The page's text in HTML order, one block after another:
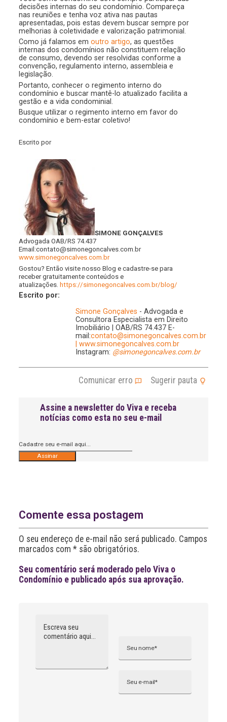
decisões internas do seu condomínio. Compareça
nas reuniões e tenha voz ativa nas pautas
apresentadas, pois estas devem buscar sempre por
melhorias à coletividade e valorização patrimonial.
Como já falamos emoutro artigo, as questões
internas dos condomínios não constituem relação
de consumo, devendo ser resolvidas conforme a
convenção, regulamento interno, assembleia e
legislação.
Portanto, conhecer o regimento interno do
condomínio e buscar mantê-lo atualizado facilita a
gestão e a vida condominial.
Busque utilizar o regimento interno em favor do
condomínio e bem-estar coletivo!
Escrito por
SIMONE GONÇALVES
Advogada OAB/RS 74.437
Email:contato@simonegoncalves.com.br
www.simonegoncalves.com.br
Gostou? Então visite nosso Blog e cadastre-se para
receber gratuitamente conteúdos e
atualizações. https://simonegoncalves.com.br/blog/
Escrito por:
Simone Gonçalves - Advogada e
Consultora Especialista em Direito
Imobiliário | OAB/RS 74.437 E-
mail:contato@simonegoncalves.com.br
www.simonegoncalves.com.br
Instagram: @simonegoncalves.com.br
Comunicar erro Sugerir pauta
Assine a newsletter do Viva e receba
notícias como esta no seu e-mail
n
a
t
i
v
:
Comente essa postagem
O seu endereço de e-mail não será publicado. Campos
marcados com * são obrigatórios.
Seu comentário será moderado pelo Viva o
Condomínio e publicado após sua aprovação.
n